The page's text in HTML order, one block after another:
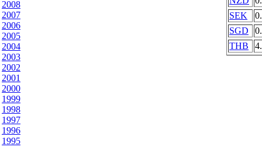
2008
2007
2006
2005
2004
2003
2002
2001
2000
1999
1998
1997
1996
1995
SEK
SGD
THB